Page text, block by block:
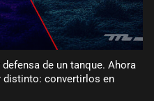
de un tanque. Ahora
distinto: convertirlos en